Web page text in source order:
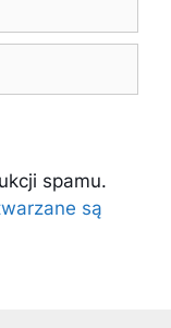
spamu.
są